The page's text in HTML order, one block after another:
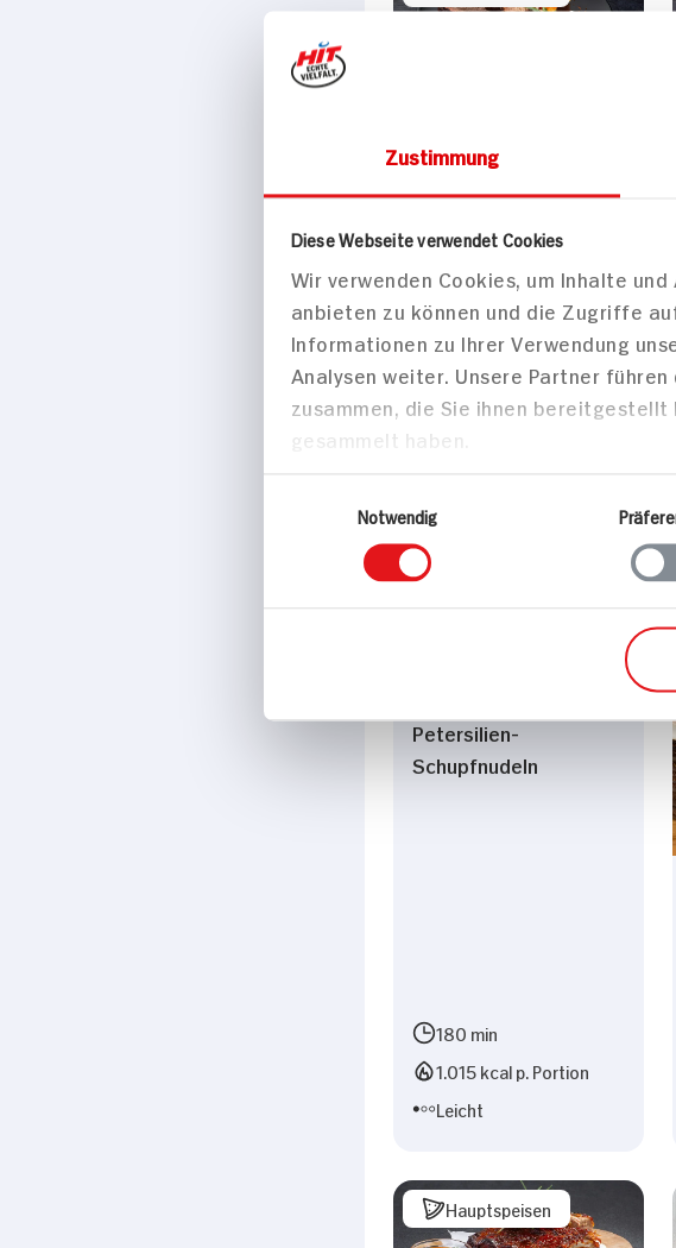
Zustimmung
Diese Webseite verwendet Cookies
Wir verwenden Cookies, um Inhalte
anbieten zu können und die Zugriffe
Informationen zu Ihrer Verwendung
Analysen weiter. Unsere Partner
zusammen, die Sie ihnen
gesammelt haben.
Notwendig
Toskanische
Lammkeule mit
Süßkartoffel Püree
und frischem Minz-
Joghurt
180 min
1.861 kcal p. Portion
Mittel
Petersilien-
Schupfnudeln
180 min
1.015 kcal p. Portion
Leicht
Hauptspeisen